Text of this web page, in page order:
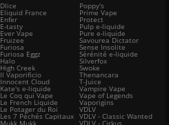
Dlice
Eliquid France
Enfer
E-tasty
Ever Vape
Fruizee
Furiosa
Furiosa Eggz
Halo
High Creek
Il Vaporificio
Innocent Cloud
Kate's e-liquide
Le Coq qui Vape
Le French Liquide
Le Potager du Roi
Les 7 Péchés Capitaux
Mukk Mukk
Poppy's
Prime Vape
Protect
Pulp e-liquide
Pure e-liquide
Savourea Dictator
Sense Insolite
Sérénité e-liquide
Silverfox
Swoke
Thenancara
T-Juice
Vampire Vape
Vape of Legends
Vaporigins
VDLV
VDLV - Classic Wanted
VDLV - Cirkus